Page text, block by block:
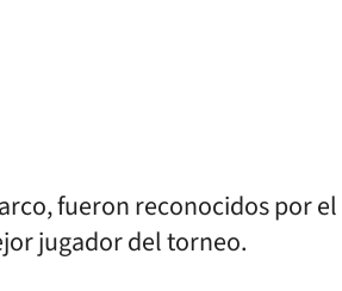
fueron reconocidos por el
jugador del torneo.